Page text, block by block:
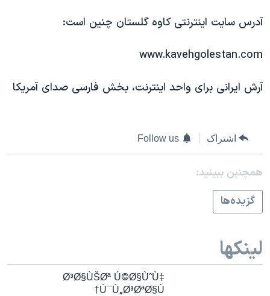
آدرس سايت اينترنتی كاوه گلستان چنين است:
www.kavehgolestan.com
آرش ايرانی برای واحد اينترنت، بخش فارسی صدای آمريكا
اشتراک Follow us
همچنبن ببینید:
گزيده‌ها
لینکها
Ø³Ø§ÙŠØª Ú©Ø§ÙˆÙ‡
Ú¯Ù„Ø³ØªØ§Ù†